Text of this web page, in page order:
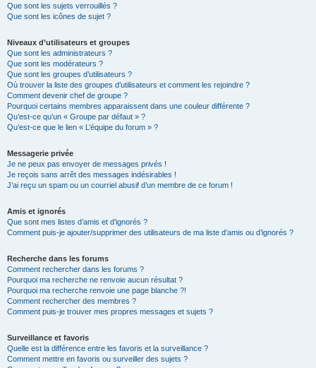
Que sont les sujets verrouillés ?
Que sont les icônes de sujet ?
Niveaux d’utilisateurs et groupes
Que sont les administrateurs ?
Que sont les modérateurs ?
Que sont les groupes d’utilisateurs ?
Où trouver la liste des groupes d’utilisateurs et comment les rejoindre ?
Comment devenir chef de groupe ?
Pourquoi certains membres apparaissent dans une couleur différente ?
Qu’est-ce qu’un « Groupe par défaut » ?
Qu’est-ce que le lien « L’équipe du forum » ?
Messagerie privée
Je ne peux pas envoyer de messages privés !
Je reçois sans arrêt des messages indésirables !
J’ai reçu un spam ou un courriel abusif d’un membre de ce forum !
Amis et ignorés
Que sont mes listes d’amis et d’ignorés ?
Comment puis-je ajouter/supprimer des utilisateurs de ma liste d’amis ou d’ignorés ?
Recherche dans les forums
Comment rechercher dans les forums ?
Pourquoi ma recherche ne renvoie aucun résultat ?
Pourquoi ma recherche renvoie une page blanche ?!
Comment rechercher des membres ?
Comment puis-je trouver mes propres messages et sujets ?
Surveillance et favoris
Quelle est la différence entre les favoris et la surveillance ?
Comment mettre en favoris ou surveiller des sujets ?